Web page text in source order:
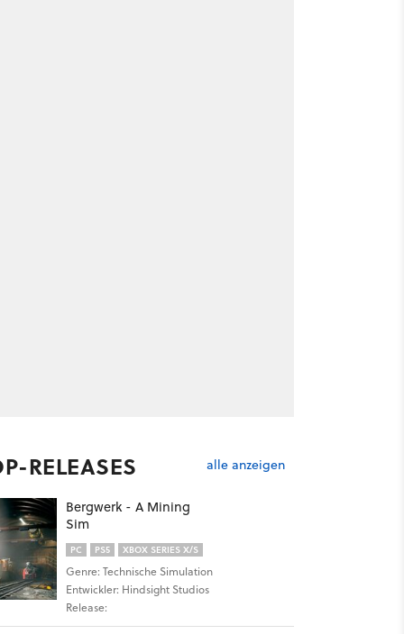
RELEASES alle anzeigen
Bergwerk - A Mining
Sim
PC PS5 XBOX SERIES X/S
Genre: Technische Simulation
Entwickler: Hindsight Studios
Release: